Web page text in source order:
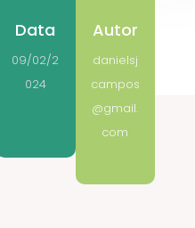
Data
09/02/2
024
Autor
danielsj
campos
@gmail.
com